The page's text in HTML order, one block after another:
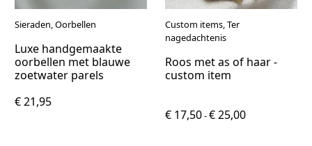
Sieraden, Oorbellen
Luxe handgemaakte
oorbellen met blauwe
zoetwater parels
€ 21,95
Custom items, Ter
nagedachtenis
Roos met as of haar -
custom item
€ 17,50-€ 25,00